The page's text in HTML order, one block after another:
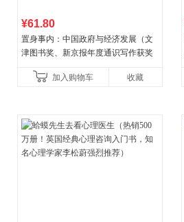
¥61.80
置身事内：中国政府与经济发展（文
津图书奖、新京报年度通识写作获奖
菘、张军、周黎安、王烁联
加入购物车 收藏